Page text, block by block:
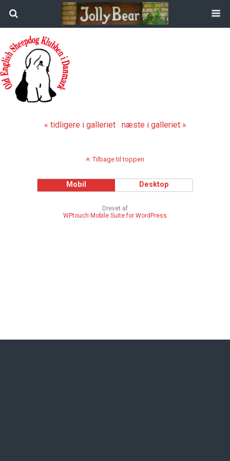
« tidligere i galleriet næste i galleriet »
Tilbage til toppen
Mobil Desktop
Drevet af
WPtouch Mobile Suite for WordPress